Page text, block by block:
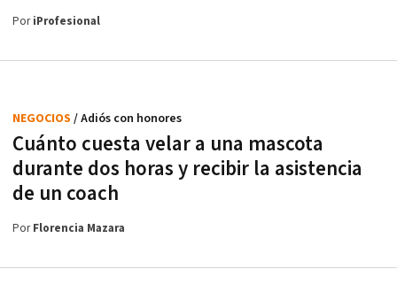
PoriProfesional
Cuánto cuesta velar a una mascota
durante dos horas y recibir la asistencia
de un coach
NEGOCIOS / Adiós con honores
PorFlorencia Mazara